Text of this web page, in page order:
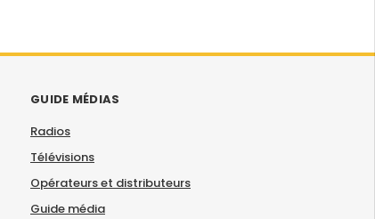
GUIDE MÉDIAS
Radios
Télévisions
Opérateurs et distributeurs
Guide média